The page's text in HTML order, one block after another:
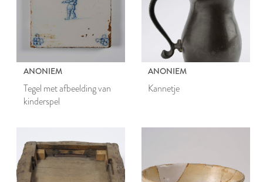
ANONIEM
Tegel met afbeelding van
kinderspel
ANONIEM
Kannetje